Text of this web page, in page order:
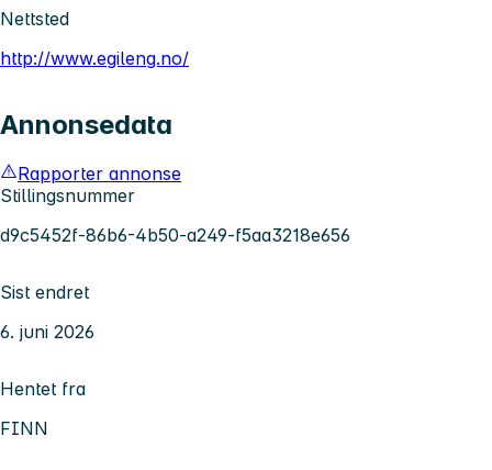
Nettsted
http://www.egileng.no/
Annonsedata
Rapporter annonse
Stillingsnummer
d9c5452f-86b6-4b50-a249-f5aa3218e656
Sist endret
6. juni 2026
Hentet fra
FINN